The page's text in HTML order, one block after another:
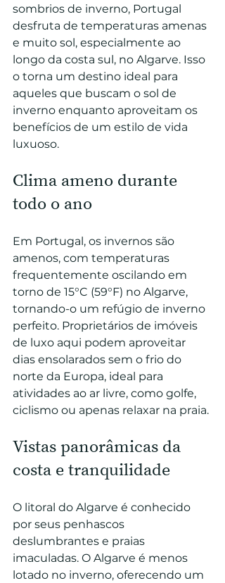
sombrios de inverno, Portugal
desfruta de temperaturas amenas
e muito sol, especialmente ao
longo da costa sul, no Algarve. Isso
o torna um destino ideal para
aqueles que buscam o sol de
inverno enquanto aproveitam os
benefícios de um estilo de vida
luxuoso.
Clima ameno durante
todo o ano
Em Portugal, os invernos são
amenos, com temperaturas
frequentemente oscilando em
torno de 15°C (59°F) no Algarve,
tornando-o um refúgio de inverno
perfeito. Proprietários de imóveis
de luxo aqui podem aproveitar
dias ensolarados sem o frio do
norte da Europa, ideal para
atividades ao ar livre, como golfe,
ciclismo ou apenas relaxar na praia.
Vistas panorâmicas da
costa e tranquilidade
O litoral do Algarve é conhecido
por seus penhascos
deslumbrantes e praias
imaculadas. O Algarve é menos
lotado no inverno, oferecendo um